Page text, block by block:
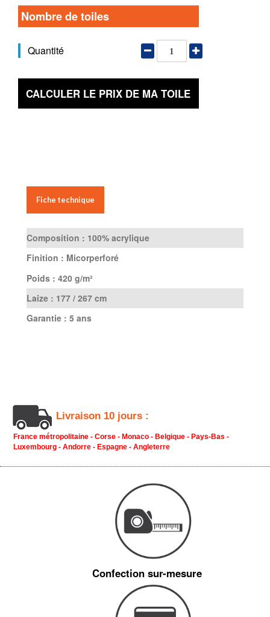
Nombre de toiles
Quantité
CALCULER LE PRIX DE MA TOILE
Fiche technique
Composition : 100% acrylique
Finition : Micorperforé
Poids : 420 g/m²
Laize : 177 / 267 cm
Garantie : 5 ans
Livraison 10 jours :
France métropolitaine - Corse - Monaco - Belgique - Pays-Bas -
Luxembourg - Andorre - Espagne - Angleterre
Confection sur-mesure